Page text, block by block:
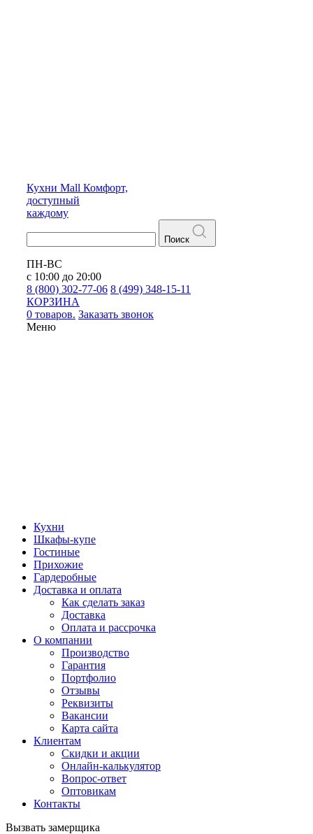
Кухни Mall Комфорт,
доступный
каждому
Поиск
ПН-ВС
с 10:00 до 20:00
8 (800) 302-77-06 8 (499) 348-15-11
КОРЗИНА
0 товаров. Заказать звонок
Меню
Кухни
Шкафы-купе
Гостиные
Прихожие
Гардеробные
Доставка и оплата
Как сделать заказ
Доставка
Оплата и рассрочка
О компании
Производство
Гарантия
Портфолио
Отзывы
Реквизиты
Вакансии
Карта сайта
Клиентам
Скидки и акции
Онлайн-калькулятор
Вопрос-ответ
Оптовикам
Контакты
Вызвать замерщика